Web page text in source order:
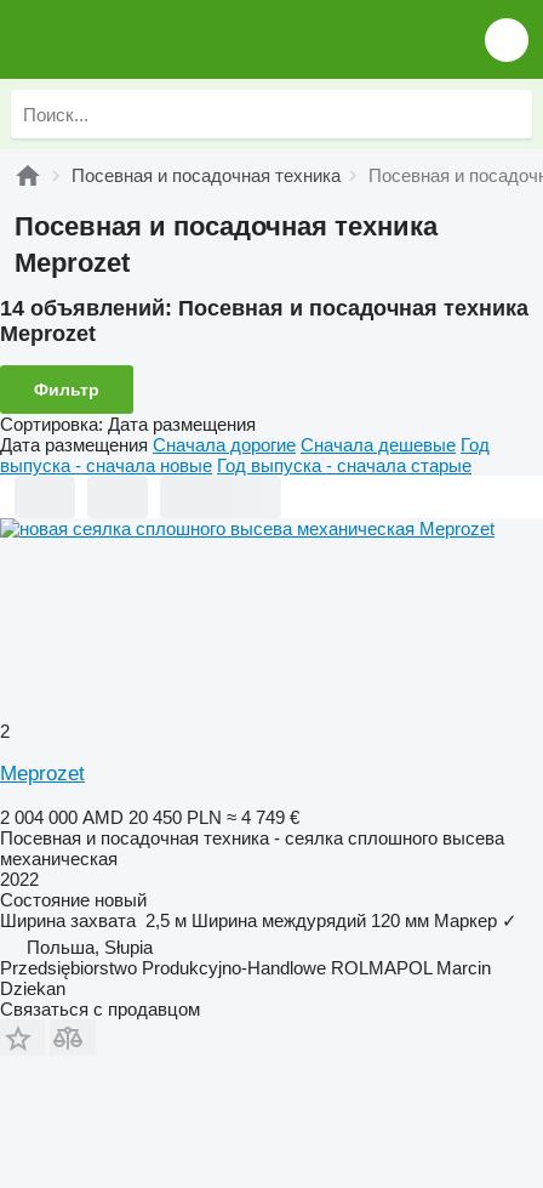
Посевная и посадочная техника Посевная и
Посевная и посадочная техника
Meprozet
14 объявлений: Посевная и посадочная техника
Meprozet
Фильтр
Сортировка: Дата размещения
Дата размещения Сначала дорогие Сначала дешевые Год
выпуска - сначала новые Год выпуска - сначала старые
2
Meprozet
2 004 000 AMD 20 450 PLN ≈ 4 749 €
Посевная и посадочная техника - сеялка сплошного высева
механическая
2022
Состояние новый
Ширина захвата 2,5 м Ширина междурядий 120 мм Маркер ✓
Польша, Słupia
Przedsiębiorstwo Produkcyjno-Handlowe ROLMAPOL Marcin
Dziekan
Связаться с продавцом